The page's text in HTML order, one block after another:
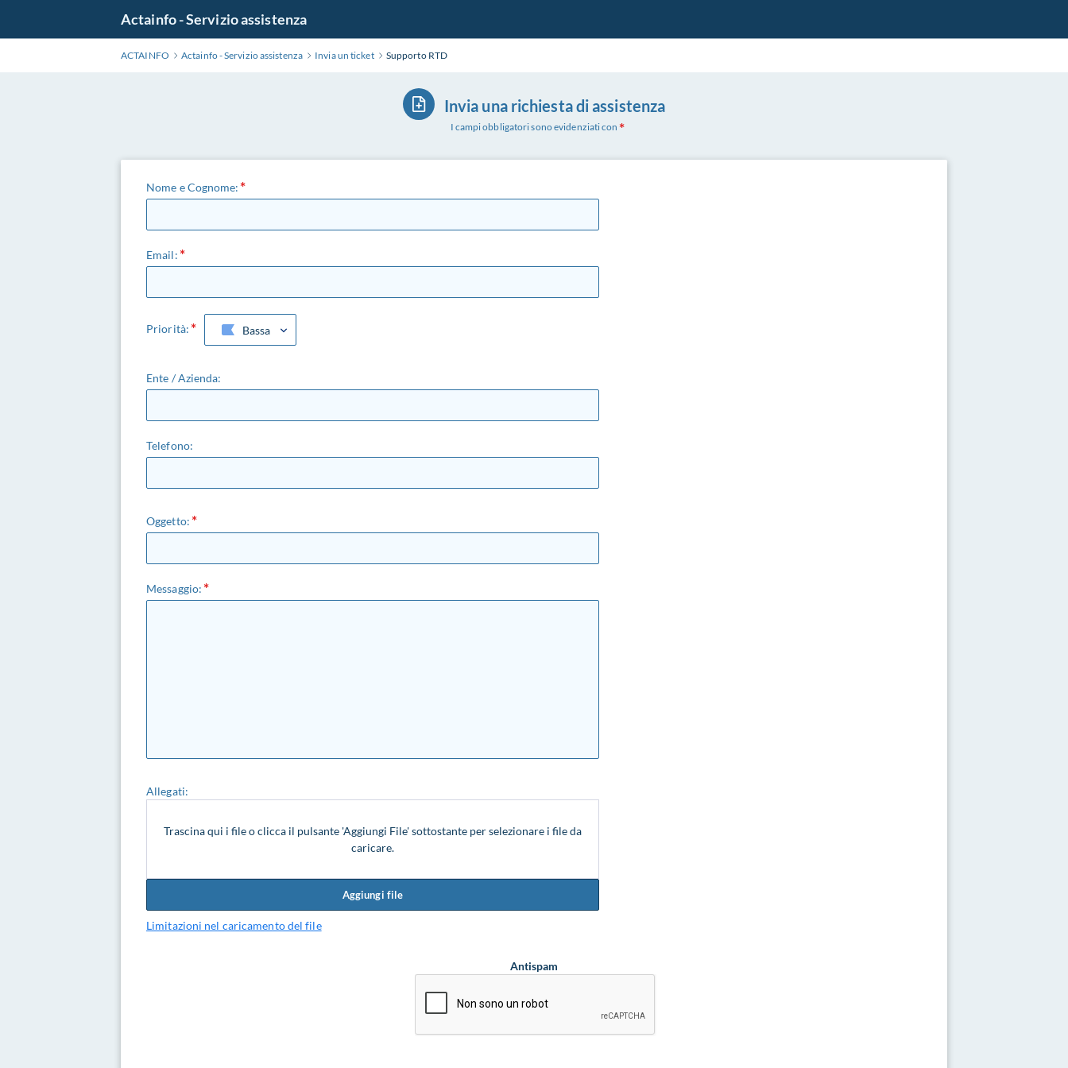
Actainfo - Servizio assistenza
ACTAINFO Actainfo - Servizio assistenza Invia un ticket Supporto RTD
Invia una richiesta di assistenza
I campi obbligatori sono evidenziati con
Nome e Cognome:
Email:
Priorità: Bassa
Ente / Azienda:
Telefono:
Oggetto:
Messaggio:
Allegati:
Trascina qui i file o clicca il pulsante 'Aggiungi File' sottostante per selezionare i file da
caricare.
Aggiungi file
Limitazioni nel caricamento del file
Antispam